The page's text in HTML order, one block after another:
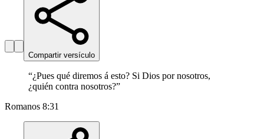
Compartir versículo
“¿Pues qué diremos á esto? Si Dios por nosotros,
¿quién contra nosotros?”
Romanos 8:31